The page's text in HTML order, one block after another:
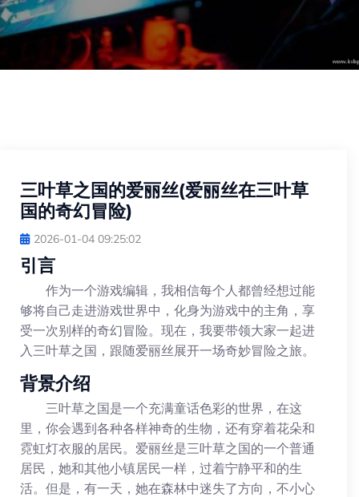
三叶草之国的爱丽丝(爱丽丝在三叶草
国的奇幻冒险)
2026-01-04 09:25:02
引言
作为一个游戏编辑，我相信每个人都曾经想过能
够将自己走进游戏世界中，化身为游戏中的主角，享
受一次别样的奇幻冒险。现在，我要带领大家一起进
入三叶草之国，跟随爱丽丝展开一场奇妙冒险之旅。
背景介绍
三叶草之国是一个充满童话色彩的世界，在这
里，你会遇到各种各样神奇的生物，还有穿着花朵和
霓虹灯衣服的居民。爱丽丝是三叶草之国的一个普通
居民，她和其他小镇居民一样，过着宁静平和的生
活。但是，有一天，她在森林中迷失了方向，不小心